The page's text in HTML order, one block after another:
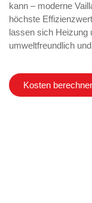
kann – moderne
höchste
lassen sich Heizung
umweltfreundlich
Kosten